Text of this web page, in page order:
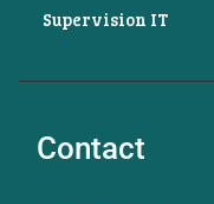
Supervision IT
Contact